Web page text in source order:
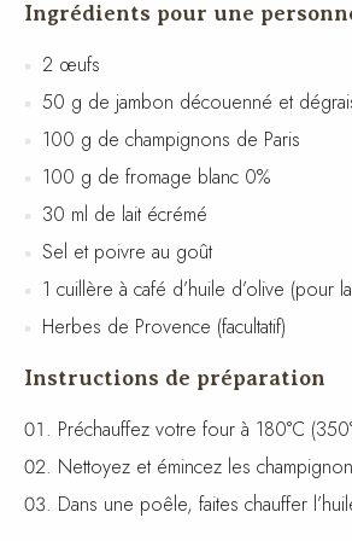
Ingrédients pour une
2 œufs
50 g de jambon découenné et
100 g de champignons de Paris
100 g de fromage blanc 0%
30 ml de lait écrémé
Sel et poivre au goût
1 cuillère à café d’huile d’olive (pour
Herbes de Provence (facultatif)
Instructions de préparation
Préchauffez votre four à 180°C
Nettoyez et émincez les
Dans une poêle, faites chauffer